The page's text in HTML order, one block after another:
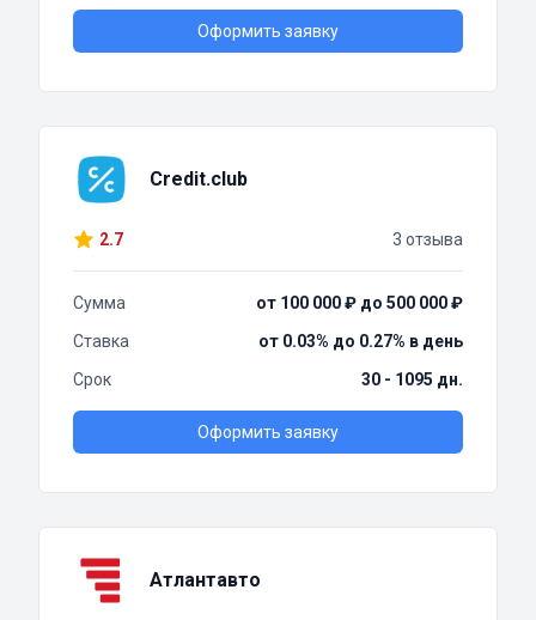
Оформить заявку
Credit.club
2.7 3 отзыва
Сумма
от 100 000 ₽ до 500 000 ₽
Ставка
от 0.03% до 0.27% в день
Срок
30 - 1095 дн.
Оформить заявку
Атлантавто